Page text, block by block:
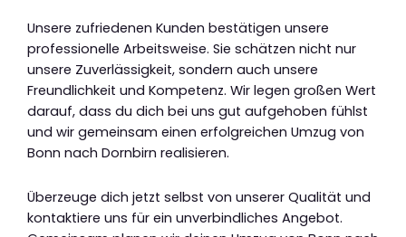
Unsere zufriedenen Kunden bestätigen unsere
professionelle Arbeitsweise. Sie schätzen nicht nur
unsere Zuverlässigkeit, sondern auch unsere
Freundlichkeit und Kompetenz. Wir legen großen Wert
darauf, dass du dich bei uns gut aufgehoben fühlst
und wir gemeinsam einen erfolgreichen Umzug von
Bonn nach Dornbirn realisieren.
Überzeuge dich jetzt selbst von unserer Qualität und
kontaktiere uns für ein unverbindliches Angebot.